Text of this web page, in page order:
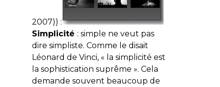
2007)) :
Simplicité : simple ne veut pas
dire simpliste. Comme le disait
Léonard de Vinci, « la simplicité est
la sophistication suprême ». Cela
demande souvent beaucoup de